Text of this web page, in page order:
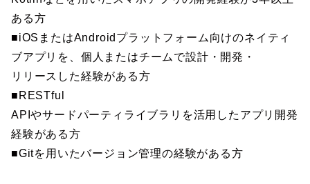
ある方
■iOSまたはAndroidプラットフォーム向けのネイティ
ブアプリを、個人またはチームで設計・開発・
リリースした経験がある方
■RESTful
APIやサードパーティライブラリを活用したアプリ開発
経験がある方
■Gitを用いたバージョン管理の経験がある方